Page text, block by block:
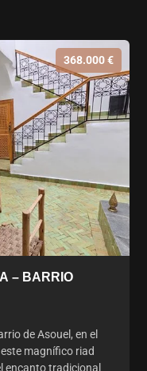
368.000 €
– BARRIO
de Asouel, en el
magnífico riad
encanto tradicional